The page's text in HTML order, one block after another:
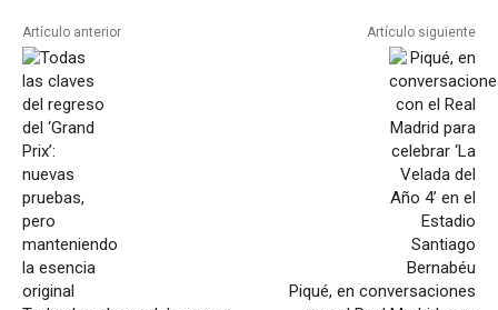
Artículo anterior Artículo siguiente
Piqué, en conversaciones